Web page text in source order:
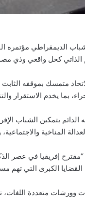
الديمقراطي مؤتمره
الذاتي كحل واقعي وذي
متمسك بموقفه
بما يخدم الاستقرار
الدائم بتمكين الشباب
المناخية
إفريقيا في عصر
الكبرى التي تهم
وورشات متعددة اللغات،